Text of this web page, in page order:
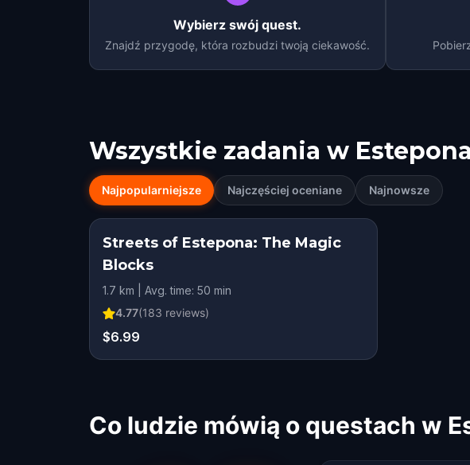
Wybierz swój quest.
Znajdź przygodę, która rozbudzi twoją ciekawość.
Wszystkie zadania w Estepona
Najpopularniejsze Najczęściej oceniane Najnowsze
Streets of Estepona: The Magic
Blocks
1.7 km | Avg. time: 50 min
4.77(183 reviews)
$6.99
Co ludzie mówią o questach w